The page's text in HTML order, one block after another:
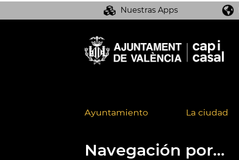
Nuestras Apps
Ayuntamiento La ciudad
Navegación por...